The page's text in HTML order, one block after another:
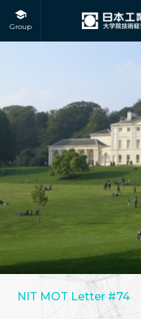
Group
NIT MOT Letter #74